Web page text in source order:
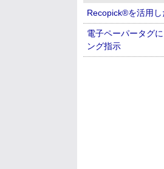
Recopick®を活用
電子ペーパータグ
ング指示